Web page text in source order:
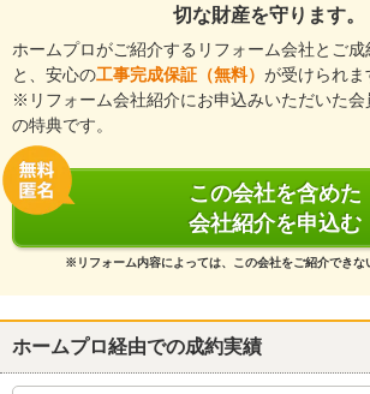
切な財産を守ります。
ホームプロがご紹介するリフォーム会社とご成
と、安心の工事完成保証（無料） が受けられま
※リフォーム会社紹介にお申込みいただいた会
の特典です。
この会社を含めた
会社紹介を申込む
※リフォーム内容によっては、この会社をご紹介できな
ホームプロ経由での成約実績